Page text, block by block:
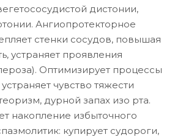
дистонии,
Ангиопротекторное
стенки сосудов, повышая
устраняет проявления
Оптимизирует процессы
чувство тяжести
дурной запах изо рта.
накопление избыточного
купирует судороги,